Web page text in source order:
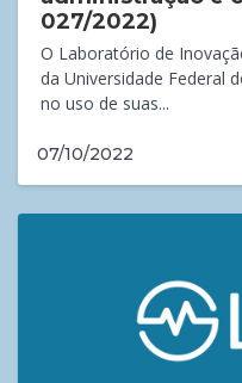
027/2022)
O Laboratório de
da Universidade Federal
no uso de suas...
07/10/2022